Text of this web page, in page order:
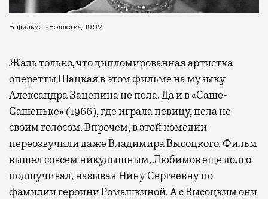
В фильме «Коллеги», 1962
Жаль только, что дипломированная артистка
оперетты Шацкая в этом фильме на музыку
Александра Зацепина не пела. Да и в «Саше-
Сашеньке» (1966), где играла певицу, пела не
своим голосом. Впрочем, в этой комедии
переозвучили даже Владимира Высоцкого. Фильм
вышел совсем никудышным, Любимов еще долго
подшучивал, называя Нину Сергеевну по
фамилии героини Ромашкиной. А с Высоцким они